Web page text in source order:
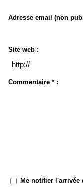
Adresse email (non
Site web :
Commentaire * :
Me notifier l'arrivée